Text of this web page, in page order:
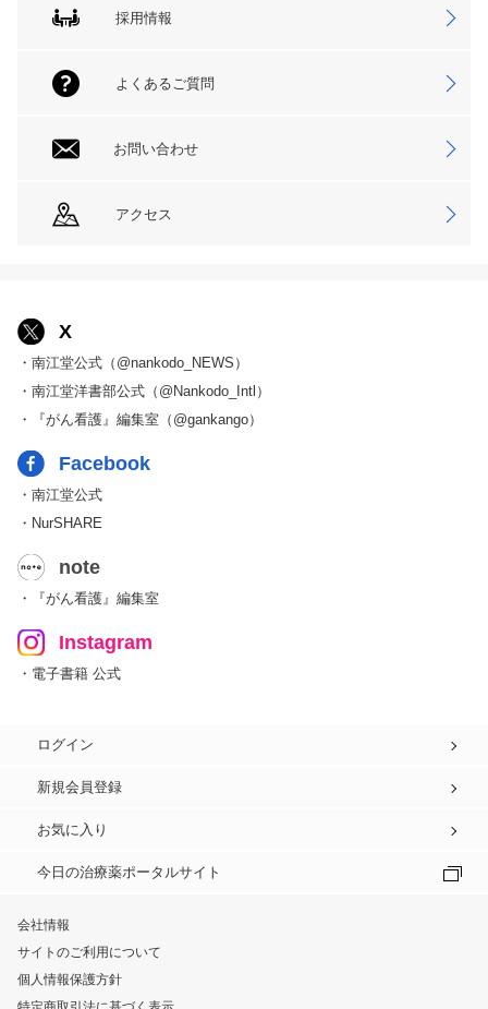
採用情報
よくあるご質問
お問い合わせ
アクセス
X
・南江堂公式（@nankodo_NEWS）
・南江堂洋書部公式（@Nankodo_Intl）
・『がん看護』編集室（@gankango）
Facebook
・南江堂公式
・NurSHARE
note
・『がん看護』編集室
Instagram
・電子書籍 公式
ログイン
新規会員登録
お気に入り
今日の治療薬ポータルサイト
会社情報
サイトのご利用について
個人情報保護方針